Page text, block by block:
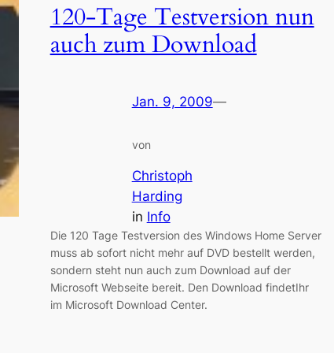
120-Tage Testversion nun
auch zum Download
Jan. 9, 2009—
von
Christoph
Harding
in Info
Die 120 Tage Testversion des Windows Home Server
muss ab sofort nicht mehr auf DVD bestellt werden,
sondern steht nun auch zum Download auf der
Microsoft Webseite bereit. Den Download findetIhr
im Microsoft Download Center.